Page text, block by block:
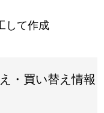
して作成
・買い替え情報